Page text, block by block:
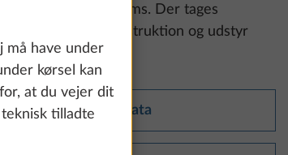
lovbestemte moms. Der tages
for ændringer i konstruktion og udstyr
Tekniske data
må have under
kørsel kan
at du vejer dit
tilladte